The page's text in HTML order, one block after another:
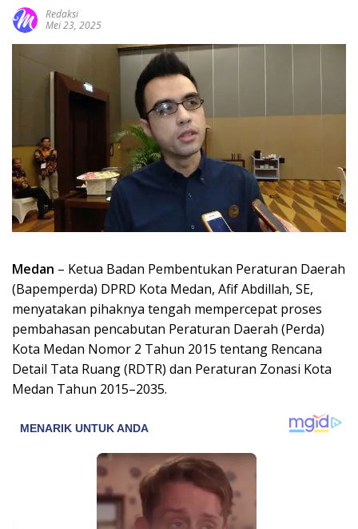
Redaksi
Mei 23, 2025
Medan – Ketua Badan Pembentukan Peraturan Daerah
(Bapemperda) DPRD Kota Medan, Afif Abdillah, SE,
menyatakan pihaknya tengah mempercepat proses
pembahasan pencabutan Peraturan Daerah (Perda)
Kota Medan Nomor 2 Tahun 2015 tentang Rencana
Detail Tata Ruang (RDTR) dan Peraturan Zonasi Kota
Medan Tahun 2015–2035.